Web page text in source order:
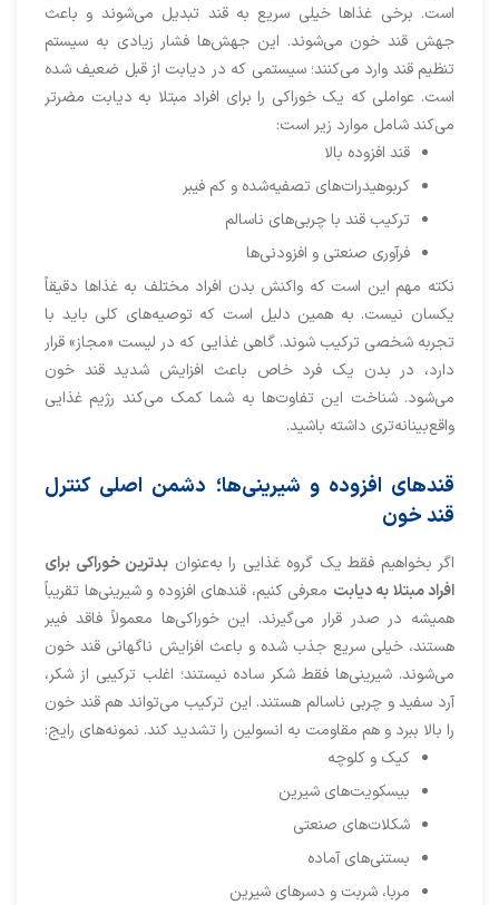
است. برخی غذاها خیلی سریع به قند تبدیل می‌شوند و باعث
جهش قند خون می‌شوند. این جهش‌ها فشار زیادی به سیستم
تنظیم قند وارد می‌کنند؛ سیستمی که در دیابت از قبل ضعیف شده
است. عواملی که یک خوراکی را برای افراد مبتلا به دیابت مضرتر
می‌کند شامل موارد زیر است:
قند افزوده بالا
کربوهیدرات‌های تصفیه‌شده و کم ‌فیبر
ترکیب قند با چربی‌های ناسالم
فرآوری صنعتی و افزودنی‌ها
نکته مهم این است که واکنش بدن افراد مختلف به غذاها دقیقاً
یکسان نیست. به همین دلیل است که توصیه‌های کلی باید با
تجربه شخصی ترکیب شوند. گاهی غذایی که در لیست «مجاز» قرار
دارد، در بدن یک فرد خاص باعث افزایش شدید قند خون
می‌شود. شناخت این تفاوت‌ها به شما کمک می‌کند رژیم غذایی
واقع‌بینانه‌تری داشته باشید.
قندهای افزوده و شیرینی‌ها؛ دشمن اصلی کنترل
قند خون
اگر بخواهیم فقط یک گروه غذایی را به‌عنوان بدترین خوراکی برای
افراد مبتلا به دیابت معرفی کنیم، قندهای افزوده و شیرینی‌ها تقریباً
همیشه در صدر قرار می‌گیرند. این خوراکی‌ها معمولاً فاقد فیبر
هستند، خیلی سریع جذب شده و باعث افزایش ناگهانی قند خون
می‌شوند. شیرینی‌ها فقط شکر ساده نیستند؛ اغلب ترکیبی از شکر،
آرد سفید و چربی ناسالم هستند. این ترکیب می‌تواند هم قند خون
را بالا ببرد و هم مقاومت به انسولین را تشدید کند. نمونه‌های رایج:
کیک و کلوچه
بیسکویت‌های شیرین
شکلات‌های صنعتی
بستنی‌های آماده
مربا، شربت و دسرهای شیرین